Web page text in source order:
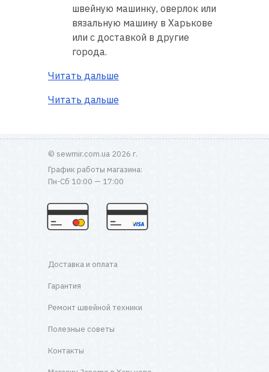
швейную машинку, оверлок или
вязальную машину в Харькове
или с доставкой в другие
города.
Читать дальше
Читать дальше
© sewmir.com.ua 2026 г.
График работы магазина:
Пн-Сб 10:00 — 17:00
Доставка и оплата
Гарантия
Ремонт швейной техники
Полезные советы
Контакты